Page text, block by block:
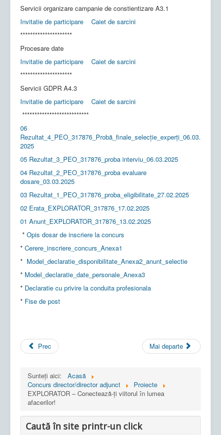
Servicii organizare campanie de constientizare A3.1
Invitatie de participare
Caiet de sarcini
*********************
Procesare date
Invitatie de participare
Caiet de sarcini
*********************
Servicii GDPR A4.3
Invitatie de participare
Caiet de sarcini
***************************
06
Rezultat_4_PEO_317876_Probă_finale_selecție_experți_06.03.
2025
05 Rezultat_3_PEO_317876_proba interviu_06.03.2025
04 Rezultat_2_PEO_317876_proba evaluare
dosare_03.03.2025
03 Rezultat_1_PEO_317876_proba_eligibilitate_27.02.2025
02 Erata_EXPLORATOR_317876_17.02.2025
01 Anunt_EXPLORATOR_317876_13.02.2025
* Opis dosar de inscriere la concurs
* Cerere_inscriere_concurs_Anexa1
* Model_declaratie_disponibilitate_Anexa2_anunt_selectie
* Model_declaratie_date_personale_Anexa3
* Declaratie cu privire la conduita profesionala
* Fise de post
Prec Mai departe
Sunteți aici:
Acasă
Concurs director/director adjunct
Proiecte
EXPLORATOR – Conectează-ți viitorul în lumea
afacerilor!
Caută în site printr-un click